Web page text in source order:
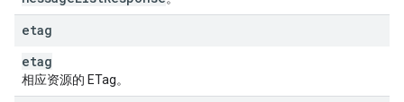
etag
etag
相应资源的 ETag。